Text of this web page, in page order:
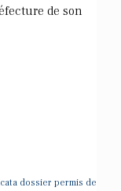
de son
dossier permis de